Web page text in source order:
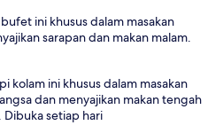
ini khusus dalam masakan
sarapan dan makan malam.
kolam ini khusus dalam masakan
dan menyajikan makan tengah
Dibuka setiap hari